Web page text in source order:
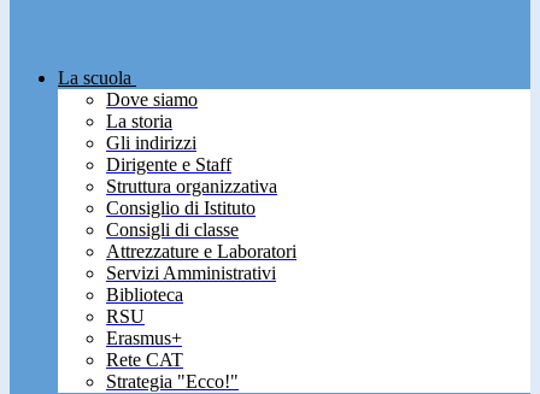
La scuola
Dove siamo
La storia
Gli indirizzi
Dirigente e Staff
Struttura organizzativa
Consiglio di Istituto
Consigli di classe
Attrezzature e Laboratori
Servizi Amministrativi
Biblioteca
RSU
Erasmus+
Rete CAT
Strategia "Ecco!"